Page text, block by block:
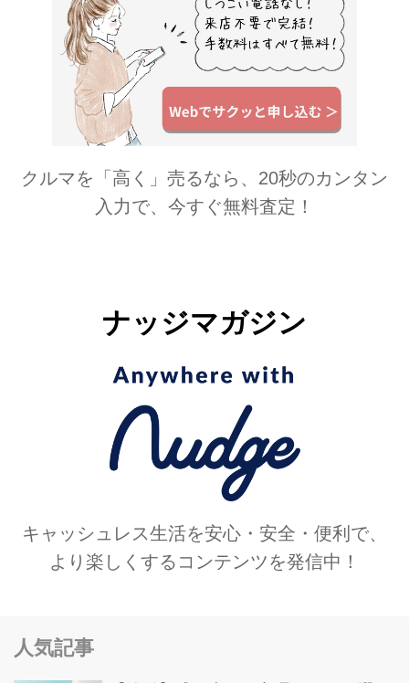
クルマを「高く」売るなら、20秒のカンタン
入力で、今すぐ無料査定！
ナッジマガジン
キャッシュレス生活を安心・安全・便利で、
より楽しくするコンテンツを発信中！
人気記事